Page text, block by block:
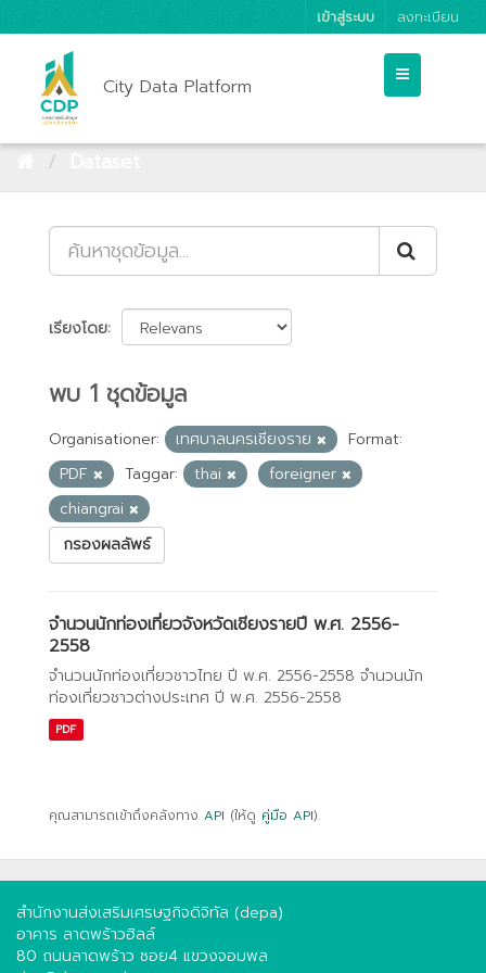
เข้าสู่ระบบ ลงทะเบียน
City Data Platform
เรียงโดย
พบ 1 ชุดข้อมูล
Organisationer: เทศบาลนครเชียงราย
Format:
PDF
Taggar: thai
foreigner
chiangrai
กรองผลลัพธ์
จำนวนนักท่องเที่ยวจังหวัดเชียงรายปี พ.ศ. 2556-
2558
จำนวนนักท่องเที่ยวชาวไทย ปี พ.ศ. 2556-2558 จำนวนนัก
ท่องเที่ยวชาวต่างประเทศ ปี พ.ศ. 2556-2558
PDF
คุณสามารถเข้าถึงคลังทาง API (ให้ดู คู่มือ API).
สำนักงานส่งเสริมเศรษฐกิจดิจิทัล (depa)
อาคาร ลาดพร้าวฮิลล์
80 ถนนลาดพร้าว ซอย4 แขวงจอมพล